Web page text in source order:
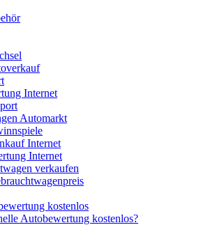
Internet
Automarkt
Internet
Internet
verkaufen
kostenlos
Autobewertung kostenlos?